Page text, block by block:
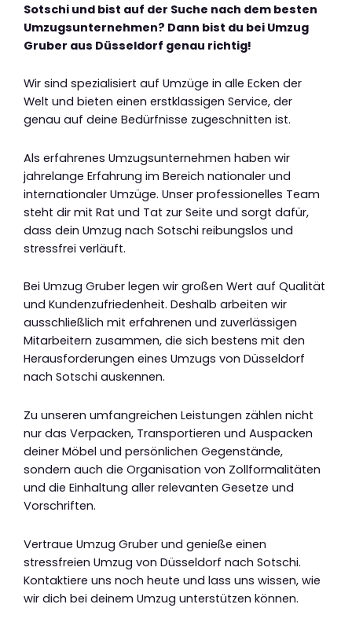
Sotschi und bist auf der Suche nach dem besten
Umzugsunternehmen? Dann bist du bei Umzug
Gruber aus Düsseldorf genau richtig!
Wir sind spezialisiert auf Umzüge in alle Ecken der
Welt und bieten einen erstklassigen Service, der
genau auf deine Bedürfnisse zugeschnitten ist.
Als erfahrenes Umzugsunternehmen haben wir
jahrelange Erfahrung im Bereich nationaler und
internationaler Umzüge. Unser professionelles Team
steht dir mit Rat und Tat zur Seite und sorgt dafür,
dass dein Umzug nach Sotschi reibungslos und
stressfrei verläuft.
Bei Umzug Gruber legen wir großen Wert auf Qualität
und Kundenzufriedenheit. Deshalb arbeiten wir
ausschließlich mit erfahrenen und zuverlässigen
Mitarbeitern zusammen, die sich bestens mit den
Herausforderungen eines Umzugs von Düsseldorf
nach Sotschi auskennen.
Zu unseren umfangreichen Leistungen zählen nicht
nur das Verpacken, Transportieren und Auspacken
deiner Möbel und persönlichen Gegenstände,
sondern auch die Organisation von Zollformalitäten
und die Einhaltung aller relevanten Gesetze und
Vorschriften.
Vertraue Umzug Gruber und genieße einen
stressfreien Umzug von Düsseldorf nach Sotschi.
Kontaktiere uns noch heute und lass uns wissen, wie
wir dich bei deinem Umzug unterstützen können.